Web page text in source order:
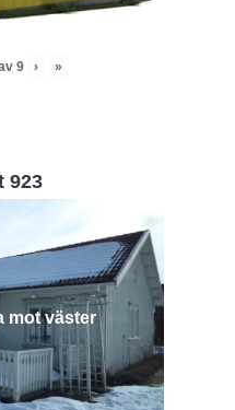
9 › »
923
mot väster